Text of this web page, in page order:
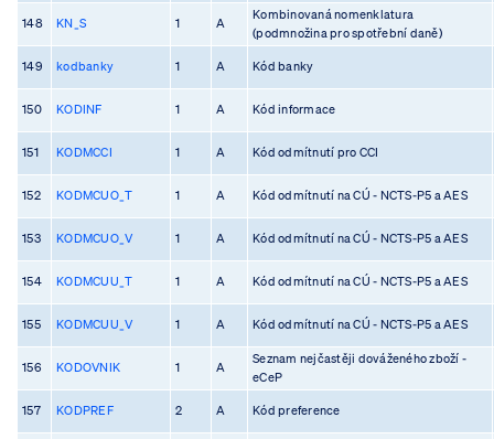
148 KN_S 1 A
Kombinovaná nomenklatura
(podmnožina pro spotřební daně)
149 kodbanky 1 A Kód banky
150 KODINF 1 A Kód informace
151 KODMCCI 1 A Kód odmítnutí pro CCI
152 KODMCUO_T 1 A Kód odmítnutí na CÚ - NCTS-P5 a AES
153 KODMCUO_V 1 A Kód odmítnutí na CÚ - NCTS-P5 a AES
154 KODMCUU_T 1 A Kód odmítnutí na CÚ - NCTS-P5 a AES
155 KODMCUU_V 1 A Kód odmítnutí na CÚ - NCTS-P5 a AES
156 KODOVNIK 1 A
Seznam nejčastěji dováženého zboží -
eCeP
157 KODPREF 2 A Kód preference